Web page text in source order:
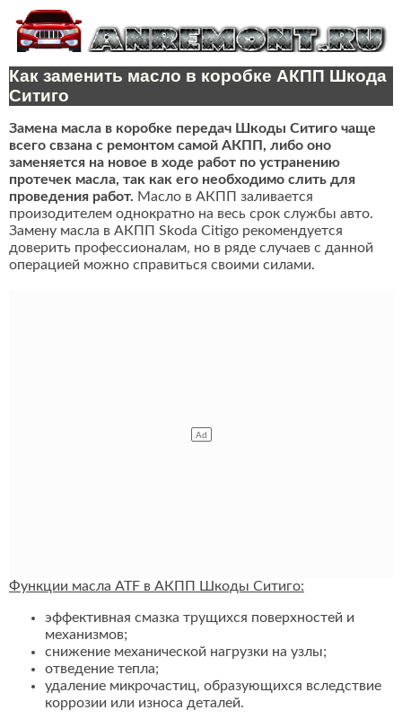
Как заменить масло в коробке АКПП Шкода
Ситиго
Замена масла в коробке передач Шкоды Ситиго чаще
всего свзана с ремонтом самой АКПП, либо оно
заменяется на новое в ходе работ по устранению
протечек масла, так как его необходимо слить для
проведения работ. Масло в АКПП заливается
произодителем однократно на весь срок службы авто.
Замену масла в АКПП Skoda Citigo рекомендуется
доверить профессионалам, но в ряде случаев с данной
операцией можно справиться своими силами.
Функции масла ATF в АКПП Шкоды Ситиго:
эффективная смазка трущихся поверхностей и
механизмов;
снижение механической нагрузки на узлы;
отведение тепла;
удаление микрочастиц, образующихся вследствие
коррозии или износа деталей.